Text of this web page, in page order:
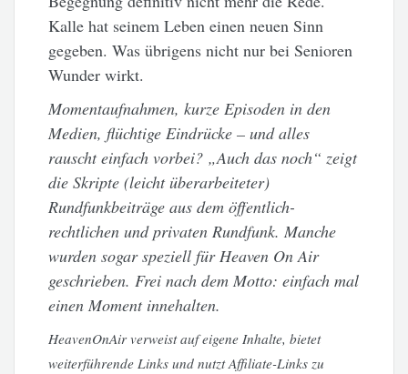
Kalle hat seinem Leben einen neuen Sinn
gegeben. Was übrigens nicht nur bei Senioren
Wunder wirkt.
Momentaufnahmen, kurze Episoden in den
Medien, flüchtige Eindrücke – und alles
rauscht einfach vorbei? „Auch das noch“ zeigt
die Skripte (leicht überarbeiteter)
Rundfunkbeiträge aus dem öffentlich-
rechtlichen und privaten Rundfunk. Manche
wurden sogar speziell für Heaven On Air
geschrieben. Frei nach dem Motto: einfach mal
einen Moment innehalten.
HeavenOnAir verweist auf eigene Inhalte, bietet
weiterführende Links und nutzt Affiliate-Links zu